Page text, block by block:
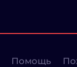
Помощь